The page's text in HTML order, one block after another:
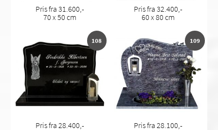
Pris fra 31.600,-
70 x 50 cm
Pris fra 32.400,-
60 x 80 cm
108
Pris fra 28.400,-
109
Pris fra 28.100,-